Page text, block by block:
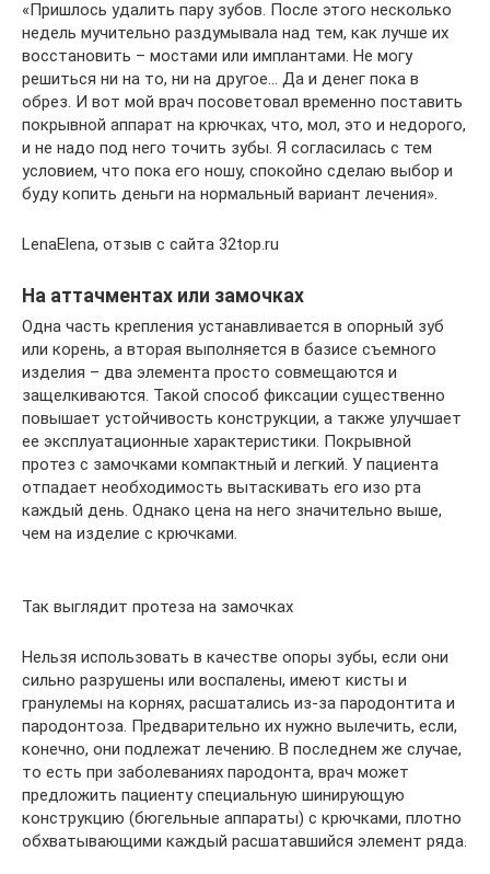
«Пришлось удалить пару зубов. После этого несколько
недель мучительно раздумывала над тем, как лучше их
восстановить – мостами или имплантами. Не могу
решиться ни на то, ни на другое… Да и денег пока в
обрез. И вот мой врач посоветовал временно поставить
покрывной аппарат на крючках, что, мол, это и недорого,
и не надо под него точить зубы. Я согласилась с тем
условием, что пока его ношу, спокойно сделаю выбор и
буду копить деньги на нормальный вариант лечения».
LenaElena, отзыв с сайта 32top.ru
На аттачментах или замочках
Одна часть крепления устанавливается в опорный зуб
или корень, а вторая выполняется в базисе съемного
изделия – два элемента просто совмещаются и
защелкиваются. Такой способ фиксации существенно
повышает устойчивость конструкции, а также улучшает
ее эксплуатационные характеристики. Покрывной
протез с замочками компактный и легкий. У пациента
отпадает необходимость вытаскивать его изо рта
каждый день. Однако цена на него значительно выше,
чем на изделие с крючками.
Так выглядит протеза на замочках
Нельзя использовать в качестве опоры зубы, если они
сильно разрушены или воспалены, имеют кисты и
гранулемы на корнях, расшатались из-за пародонтита и
пародонтоза. Предварительно их нужно вылечить, если,
конечно, они подлежат лечению. В последнем же случае,
то есть при заболеваниях пародонта, врач может
предложить пациенту специальную шинирующую
конструкцию (бюгельные аппараты) с крючками, плотно
обхватывающими каждый расшатавшийся элемент ряда.